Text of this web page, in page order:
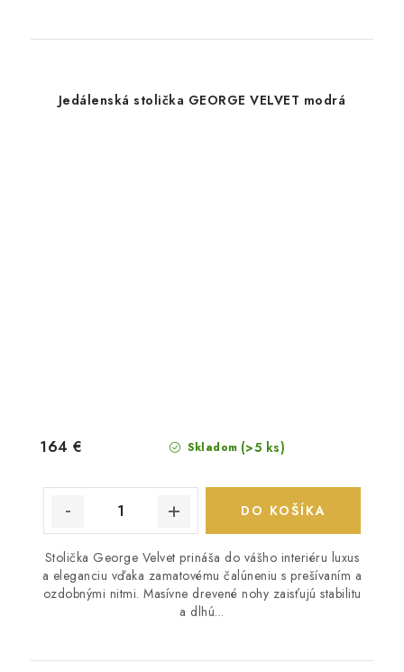
Jedálenská stolička GEORGE VELVET modrá
Skladom (>5 ks)
164 €
DO KOŠÍKA
Stolička George Velvet prináša do vášho interiéru luxus
a eleganciu vďaka zamatovému čalúneniu s prešívaním a
ozdobnými nitmi. Masívne drevené nohy zaisťujú stabilitu
a dlhú...